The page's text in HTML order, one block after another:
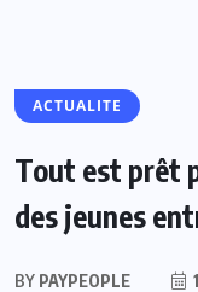
ACTUALITE
Tout est prêt
des jeunes
BY PAYPEOPLE